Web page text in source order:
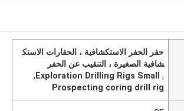
حفر الحفر الاستكشافية ، الحفارات الاستك
شافية الصغيرة ، التنقيب عن الحفر
,
Exploration Drilling Rigs Small
,
Prospecting coring drill rig